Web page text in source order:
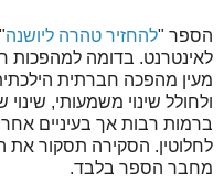
הספר "להחזיר טהרה ליושנה
לאינטרנט. בדומה למהפכות
מעין מהפכה חברתית
ולחולל שינוי משמעותי,
ברמות רבות אך בעיניים
לחלוטין. הסקירה תסקור את
מחבר הספר בלבד.